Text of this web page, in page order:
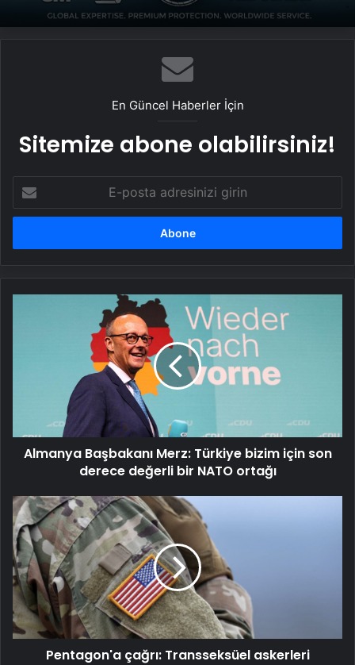
En Güncel Haberler İçin
Sitemize abone olabilirsiniz!
posta
adresinizi
değerli
Almanya Başbakanı Merz: Türkiye bizim için son
derece değerli bir NATO ortağı
Pentagon'a
çağrı:
Transseksüel
askerleri
ordudan
ihraç
edin
Pentagon'a çağrı: Transseksüel askerleri